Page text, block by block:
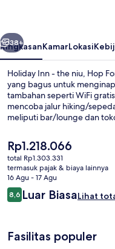
Hop
Forchheim
by
IHG
Berikutnya
38+
RingkasanKamarLokasi
Holiday Inn - the niu, Hop
yang bagus untuk
tambahan seperti WiFi
mencoba jalur hiking/
meliputi bar/lounge dan
Harga
saat
ini
Rp1.218.066
Rp1.218.066
total Rp1.303.331
termasuk pajak & biaya lainnya
16 Agu - 17 Agu
Ulasan
8,68,6 dari 10
Luar BiasaLihat
Fasilitas populer